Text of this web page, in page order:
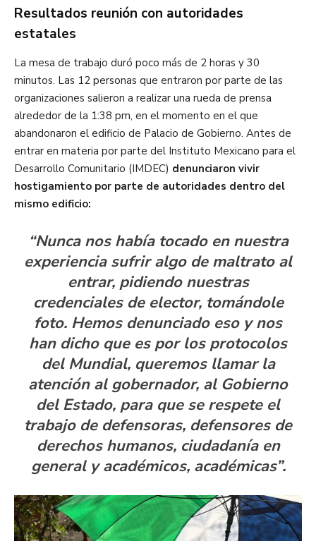
Resultados reunión con autoridades
estatales
La mesa de trabajo duró poco más de 2 horas y 30
minutos. Las 12 personas que entraron por parte de las
organizaciones salieron a realizar una rueda de prensa
alrededor de la 1:38 pm, en el momento en el que
abandonaron el edificio de Palacio de Gobierno. Antes de
entrar en materia por parte del Instituto Mexicano para el
Desarrollo Comunitario (IMDEC) denunciaron vivir
hostigamiento por parte de autoridades dentro del
mismo edificio:
“Nunca nos había tocado en nuestra
experiencia sufrir algo de maltrato al
entrar, pidiendo nuestras
credenciales de elector, tomándole
foto. Hemos denunciado eso y nos
han dicho que es por los protocolos
del Mundial, queremos llamar la
atención al gobernador, al Gobierno
del Estado, para que se respete el
trabajo de defensoras, defensores de
derechos humanos, ciudadanía en
general y académicos, académicas”.